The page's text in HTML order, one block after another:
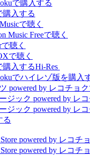
Hi-Res